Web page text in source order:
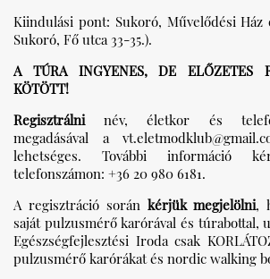
Kiindulási pont: Sukoró, Művelődési Ház
Sukoró, Fő utca 33-35.).
A TÚRA INGYENES, DE ELŐZETES
KÖTÖTT!
Regisztrálni név, életkor és
megadásával a
lehetséges. További információ
telefonszámon: +36 20 980 6181.
A regisztráció során kérjük megjelölni,
saját pulzusmérő karórával és túrabottal,
Egészségfejlesztési Iroda csak
pulzusmérő karórákat és nordic walking